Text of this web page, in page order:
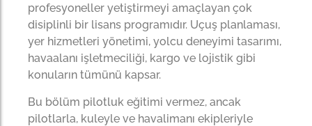
profesyoneller yetiştirmeyi amaçlayan çok
disiplinli bir lisans programıdır. Uçuş planlaması,
yer hizmetleri yönetimi, yolcu deneyimi tasarımı,
havaalanı işletmeciliği, kargo ve lojistik gibi
konuların tümünü kapsar.
Bu bölüm pilotluk eğitimi vermez, ancak
pilotlarla, kuleyle ve havalimanı ekipleriyle